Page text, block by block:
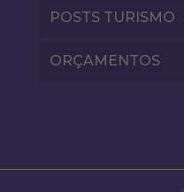
POSTS TURISMO
ORÇAMENTOS